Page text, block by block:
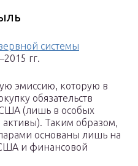
системы
гг.
эмиссию, которую в
обязательств
США (лишь в особых
активы). Таким образом,
основаны лишь на
и финансовой